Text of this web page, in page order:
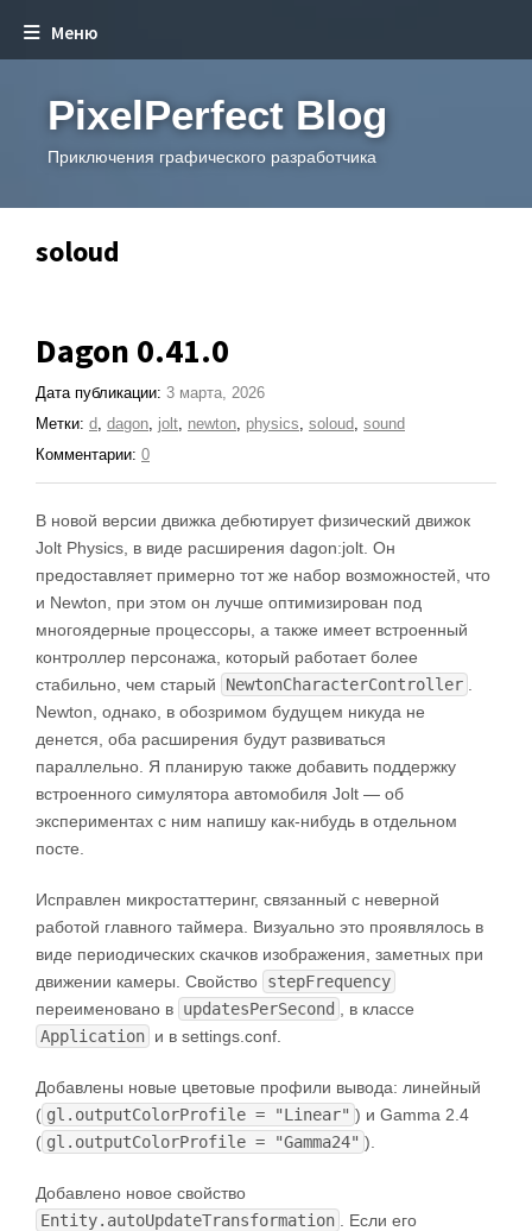
Меню
PixelPerfect Blog
Приключения графического разработчика
soloud
Dagon 0.41.0
Дата публикации: 3 марта, 2026
Метки: d, dagon, jolt, newton, physics, soloud, sound
Комментарии: 0
В новой версии движка дебютирует физический движок
Jolt Physics, в виде расширения dagon:jolt. Он
предоставляет примерно тот же набор возможностей, что
и Newton, при этом он лучше оптимизирован под
многоядерные процессоры, а также имеет встроенный
контроллер персонажа, который работает более
стабильно, чем старый
NewtonCharacterController
Newton, однако, в обозримом будущем никуда не
денется, оба расширения будут развиваться
параллельно. Я планирую также добавить поддержку
встроенного симулятора автомобиля Jolt — об
экспериментах с ним напишу как-нибудь в отдельном
посте.
Исправлен микростаттеринг, связанный с неверной
работой главного таймера. Визуально это проявлялось в
виде периодических скачков изображения, заметных при
движении камеры. Свойство stepFrequency
переименовано в updatesPerSecond
, в классе
Application и в settings.conf.
Добавлены новые цветовые профили вывода: линейный
( gl.outputColorProfile = "Linear" ) и Gamma 2.4
( gl.outputColorProfile = "Gamma24" ).
Добавлено новое свойство
Entity.autoUpdateTransformation
. Если его